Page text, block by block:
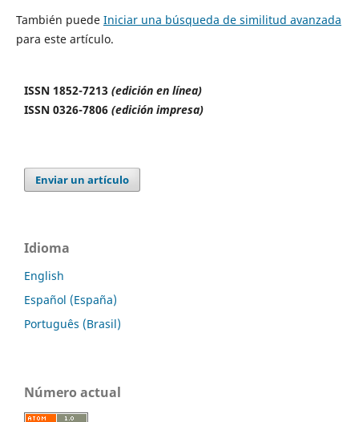
También puede Iniciar una búsqueda de similitud avanzada
para este artículo.
ISSN 1852-7213 (edición en línea)
ISSN 0326-7806 (edición impresa)
Enviar un artículo
Idioma
English
Español (España)
Português (Brasil)
Número actual